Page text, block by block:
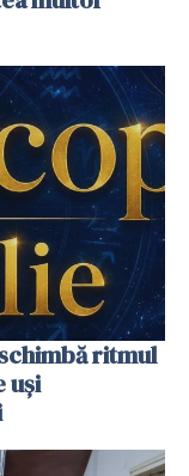
ritmul
uși